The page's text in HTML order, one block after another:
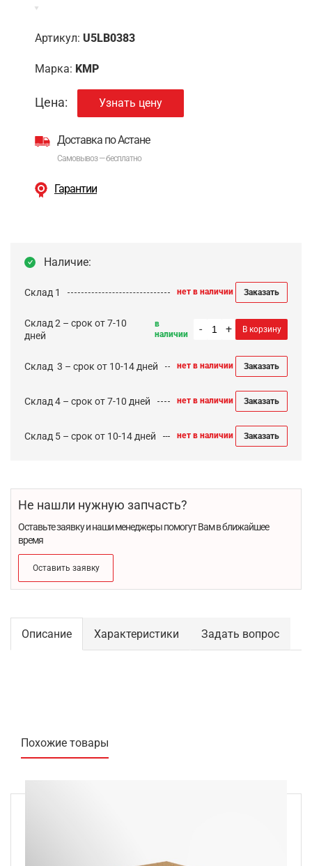
Артикул: U5LB0383
Марка: KMP
Цена: Узнать цену
Доставка по Астане
Самовывоз — бесплатно
Гарантии
Наличие:
Склад 1 нет в наличии Заказать
Склад 2 – срок от 7-10
дней
в
наличии
- + В корзину
Cклад 3 – срок от 10-14 дней нет в наличии Заказать
Склад 4 – срок от 7-10 дней нет в наличии Заказать
Склад 5 – срок от 10-14 дней нет в наличии Заказать
Не нашли нужную запчасть?
Оставьте заявку и наши менеджеры помогут Вам в ближайшее
время
Оставить заявку
Описание Характеристики Задать вопрос
Похожие товары